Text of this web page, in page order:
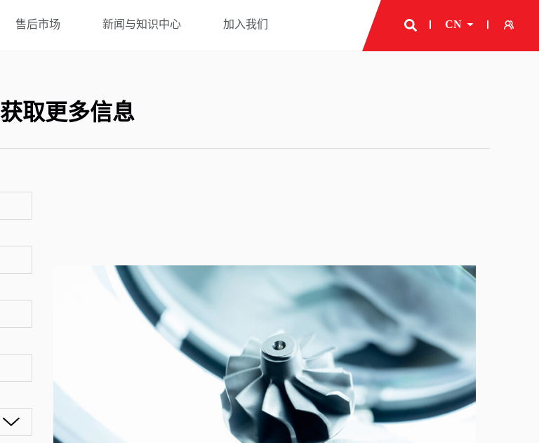
售后市场 新闻与知识中心 加入我们 CN
获取更多信息